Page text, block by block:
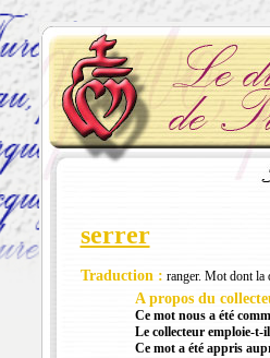
serrer
Traduction : ranger. Mot dont la
A propos du
Ce mot nous a été
Le collecteur emploie-t-
Ce mot a été appris